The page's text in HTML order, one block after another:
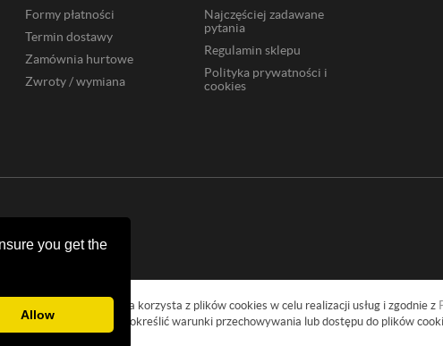
you get the
Allow
Formy płatności
Termin dostawy
Zamównia hurtowe
Zwroty / wymiana
Najczęściej zadawane
pytania
Regulamin sklepu
Polityka prywatności i
cookies
Strona korzysta z plików cookies w celu realizacji usług i zgodnie z
Możesz określić warunki przechowywania lub dostępu do plików